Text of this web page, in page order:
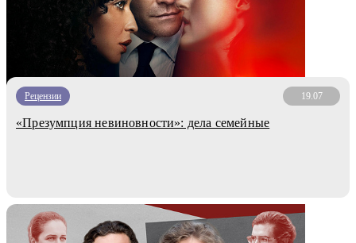
Рецензии 19.07
«Презумпция невиновности»: дела семейные